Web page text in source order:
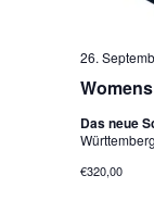
26.
Das neue
€320,00